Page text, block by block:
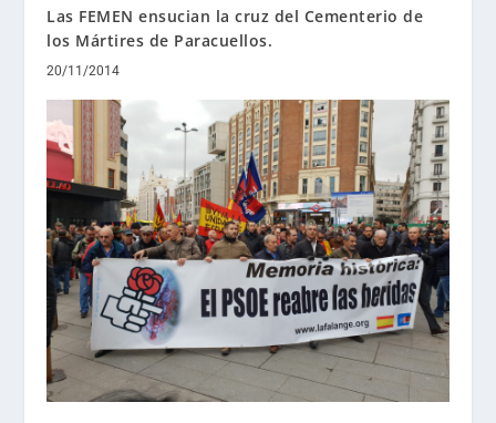
Las FEMEN ensucian la cruz del Cementerio de
los Mártires de Paracuellos.
20/11/2014